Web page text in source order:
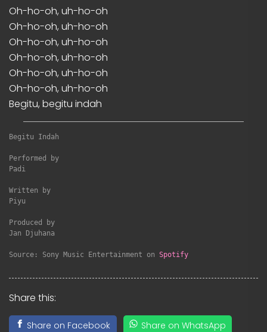
Oh-ho-oh, uh-ho-oh
Oh-ho-oh, uh-ho-oh
Oh-ho-oh, uh-ho-oh
Oh-ho-oh, uh-ho-oh
Oh-ho-oh, uh-ho-oh
Oh-ho-oh, uh-ho-oh
Begitu, begitu indah
Begitu Indah
Performed by
Padi
Written by
Piyu
Produced by
Jan Djuhana
Source: Sony Music Entertainment on Spotify
Share this:
Share on Facebook Share on WhatsApp